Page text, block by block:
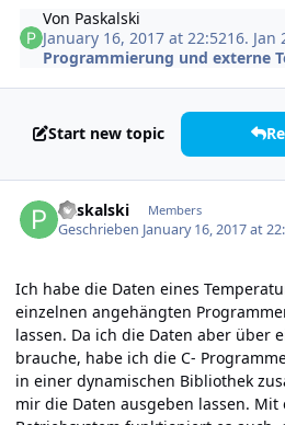
Von Paskalski
January 16, 2017 at 22:5216. Jan
Programmierung und externe
Start new topic
Paskalski Members
Geschrieben January 16, 2017 at
Ich habe die Daten eines
einzelnen angehängten
lassen. Da ich die Daten aber über
brauche, habe ich die C-
in einer dynamischen Bibliothek
mir die Daten ausgeben lassen. Mit